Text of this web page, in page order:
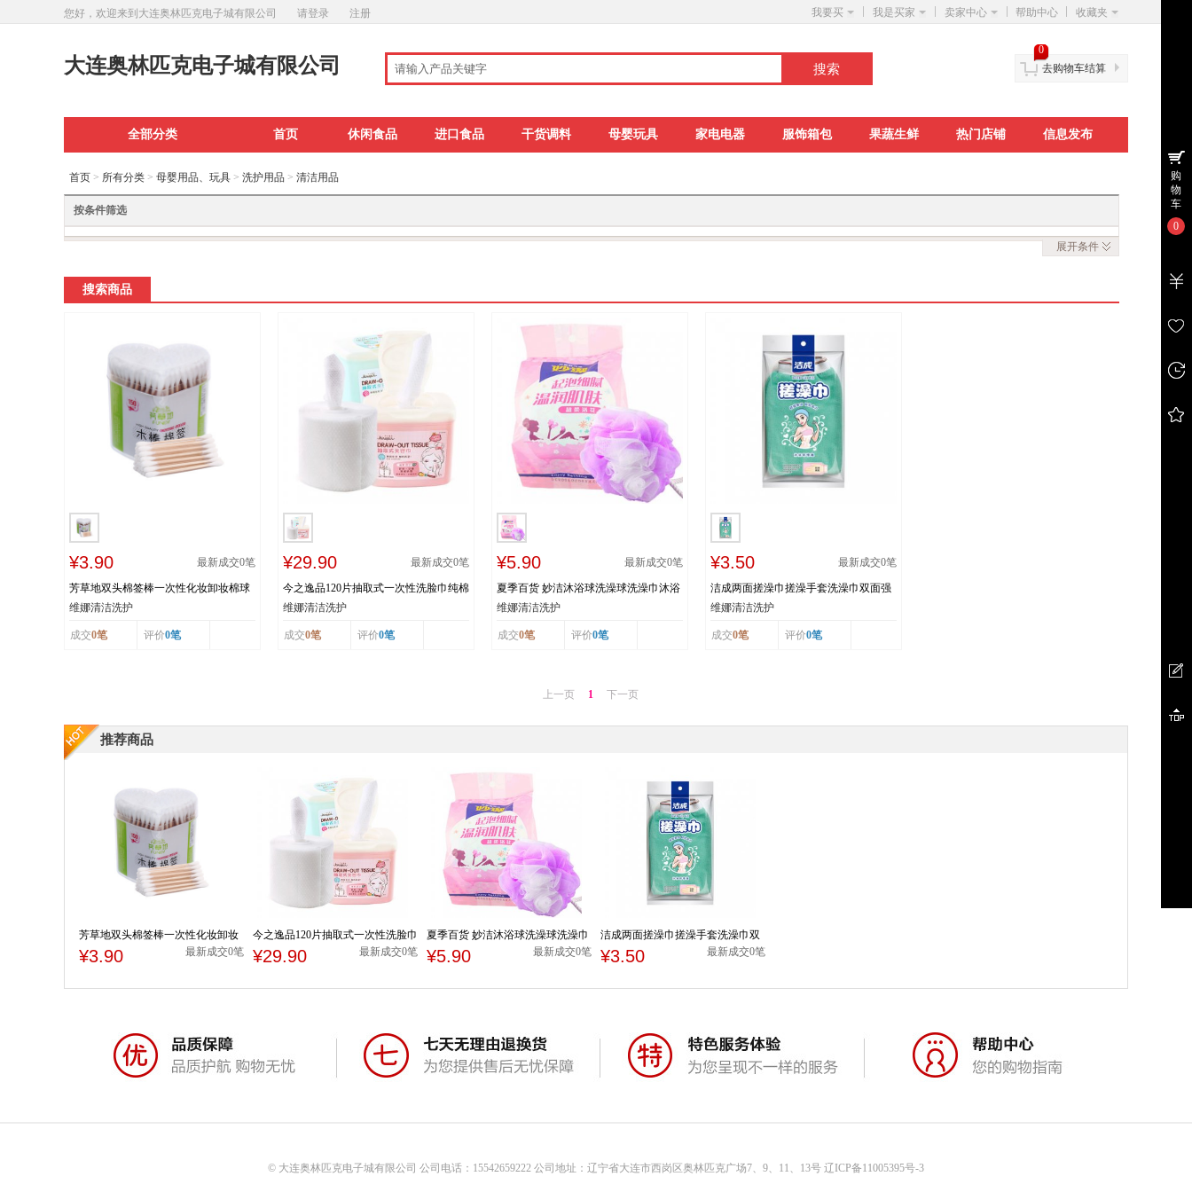
您好，欢迎来到大连奥林匹克电子城有限公司 请登录 注册 我要买 我是买家 卖家中心 帮助中心 收藏夹
大连奥林匹克电子城有限公司 去购物车结算
0
全部分类 首页 休闲食品 进口食品 干货调料 母婴玩具 家电电器 服饰箱包 果蔬生鲜 热门店铺 信息发布
首页 > 所有分类 > 母婴用品、玩具 > 洗护用品 > 清洁用品
按条件筛选
展开条件
搜索商品
¥3.90 最新成交0笔
芳草地双头棉签棒一次性化妆卸妆棉球
棒清洁消毒棉花棒150支盒装
维娜清洁洗护
成交0笔 评价0笔
¥29.90 最新成交0笔
今之逸品120片抽取式一次性洗脸巾纯棉
婴儿美容院专用巾洁面巾纸
维娜清洁洗护
成交0笔 评价0笔
¥5.90 最新成交0笔
夏季百货 妙洁沐浴球洗澡球洗澡巾沐浴
花澡花洗浴球搓澡巾
维娜清洁洗护
成交0笔 评价0笔
¥3.50 最新成交0笔
洁成两面搓澡巾搓澡手套洗澡巾双面强
力搓泥红绿两色随机
维娜清洁洗护
成交0笔 评价0笔
上一页 1 下一页
推荐商品
芳草地双头棉签棒一次性化妆卸妆
棉球棒清洁消毒棉花棒150支盒装
¥3.90 最新成交0笔
今之逸品120片抽取式一次性洗脸巾
纯棉婴儿美容院专用巾洁面巾纸
¥29.90 最新成交0笔
夏季百货 妙洁沐浴球洗澡球洗澡巾
沐浴花澡花洗浴球搓澡巾
¥5.90 最新成交0笔
洁成两面搓澡巾搓澡手套洗澡巾双
面强力搓泥红绿两色随机
¥3.50 最新成交0笔
© 大连奥林匹克电子城有限公司 公司电话：15542659222 公司地址：辽宁省大连市西岗区奥林匹克广场7、9、11、13号 辽ICP备11005395号-3
购
物
车
0